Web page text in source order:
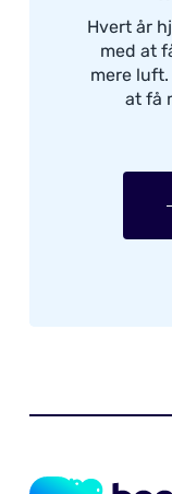
Hvert år
med at
mere
at få